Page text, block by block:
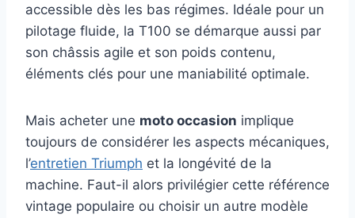
accessible dès les bas régimes. Idéale pour un
pilotage fluide, la T100 se démarque aussi par
son châssis agile et son poids contenu,
éléments clés pour une maniabilité optimale.
Mais acheter une moto occasion implique
toujours de considérer les aspects mécaniques,
l’entretien Triumph et la longévité de la
machine. Faut-il alors privilégier cette référence
vintage populaire ou choisir un autre modèle